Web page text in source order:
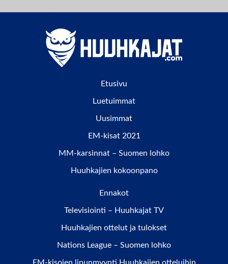
Etusivu
Luetuimmat
Uusimmat
EM-kisat 2021
MM-karsinnat – Suomen lohko
Huuhkajien kokoonpano
Ennakot
Televisiointi – Huuhkajat TV
Huuhkajien ottelut ja tulokset
Nations League – Suomen lohko